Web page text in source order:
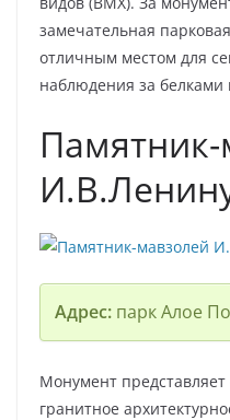
замечательная
отличным местом для
наблюдения за белками
Адрес:парк Алое
Монумент представляет
гранитное